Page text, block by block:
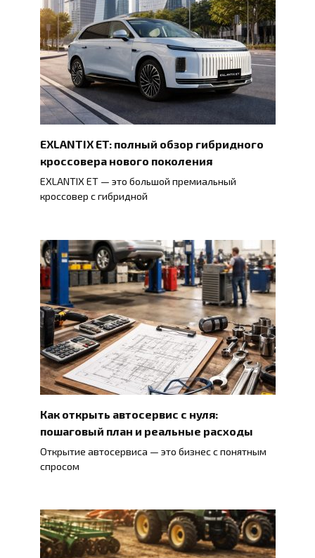
EXLANTIX ET: полный обзор гибридного
кроссовера нового поколения
EXLANTIX ET — это большой премиальный
кроссовер с гибридной
Как открыть автосервис с нуля:
пошаговый план и реальные расходы
Открытие автосервиса — это бизнес с понятным
спросом